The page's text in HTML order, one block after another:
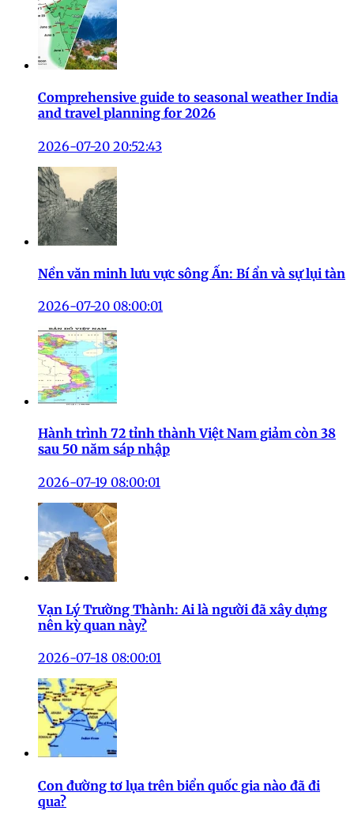
Comprehensive guide to seasonal weather India
and travel planning for 2026
2026-07-20 20:52:43
Nền văn minh lưu vực sông Ấn: Bí ẩn và sự lụi tàn
2026-07-20 08:00:01
Hành trình 72 tỉnh thành Việt Nam giảm còn 38
sau 50 năm sáp nhập
2026-07-19 08:00:01
Vạn Lý Trường Thành: Ai là người đã xây dựng
nên kỳ quan này?
2026-07-18 08:00:01
Con đường tơ lụa trên biển quốc gia nào đã đi
qua?